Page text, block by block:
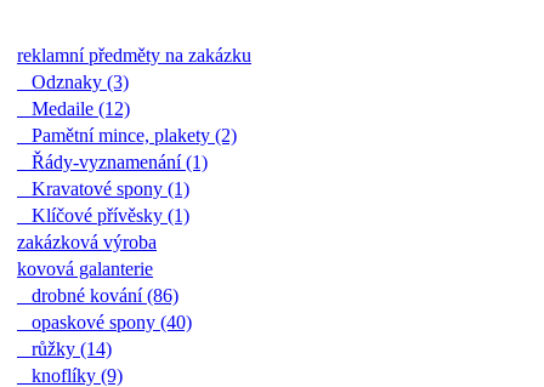
reklamní předměty na zakázku
Odznaky (3)
Medaile (12)
Pamětní mince, plakety (2)
Řády-vyznamenání (1)
Kravatové spony (1)
Klíčové přívěsky (1)
zakázková výroba
kovová galanterie
drobné kování (86)
opaskové spony (40)
růžky (14)
knoflíky (9)